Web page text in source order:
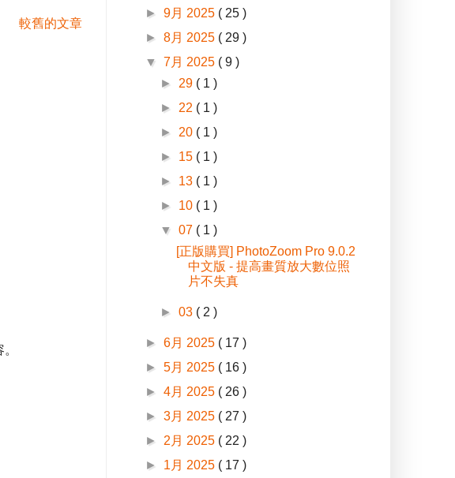
較舊的文章
►9月 2025 ( 25 )
►8月 2025 ( 29 )
▼7月 2025 ( 9 )
► 29 ( 1 )
► 22 ( 1 )
► 20 ( 1 )
► 15 ( 1 )
► 13 ( 1 )
► 10 ( 1 )
▼07 ( 1 )
[正版購買] PhotoZoom Pro 9.0.2
中文版 - 提高畫質放大數位照
片不失真
►03 ( 2 )
►6月 2025 ( 17 )
►5月 2025 ( 16 )
►4月 2025 ( 26 )
►3月 2025 ( 27 )
► 2月 2025 ( 22 )
► 1月 2025 ( 17 )